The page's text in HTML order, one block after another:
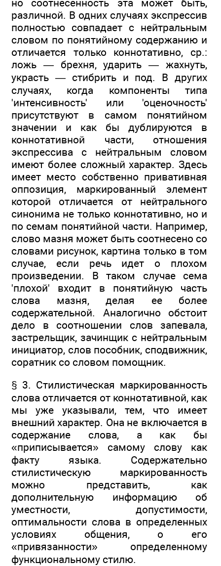
но соотнесенность эта может быть,
различной. В одних случаях экспрессив
полностью совпадает с нейтральным
словом по понятийному содержанию и
отличается только коннотативно, ср.:
ложь — брехня, ударить — жахнуть,
украсть — стибрить и под. В других
случаях, когда компоненты типа
'интенсивность' или 'оценочность'
присутствуют в самом понятийном
значении и как бы дублируются в
коннотативной части, отношения
экспрессива с нейтральным словом
имеют более сложный характер. Здесь
имеет место собственно привативная
оппозиция, маркированный элемент
которой отличается от нейтрального
синонима не только коннотативно, но и
по семам понятийной части. Например,
слово мазня может быть соотнесено со
словами рисунок, картина только в том
случае, если речь идет о плохом
произведении. В таком случае сема
'плохой' входит в понятийную часть
слова мазня, делая ее более
содержательной. Аналогично обстоит
дело в соотношении слов запевала,
застрельщик, зачинщик с нейтральным
инициатор, слов пособник, сподвижник,
соратник со словом помощник.
§ 3. Стилистическая маркированность
слова отличается от коннотативной, как
мы уже указывали, тем, что имеет
внешний характер. Она не включается в
содержание слова, а как бы
«приписывается» самому слову как
факту языка. Содержательно
стилистическую маркированность
можно представить, как
дополнительную информацию об
уместности, допустимости,
оптимальности слова в определенных
условиях общения, о его
«привязанности» определенному
функциональному стилю.